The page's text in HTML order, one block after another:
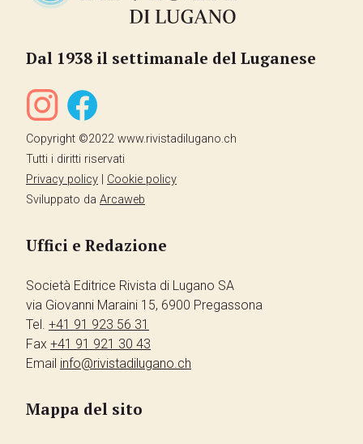
Dal 1938 il settimanale del Luganese
Copyright ©2022 www.rivistadilugano.ch
Tutti i diritti riservati
Privacy policy
Cookie policy
Sviluppato da Arcaweb
Uffici e Redazione
Società Editrice Rivista di Lugano SA
via Giovanni Maraini 15, 6900 Pregassona
Tel. +41 91 923 56 31
Fax +41 91 921 30 43
Email info@rivistadilugano.ch
Mappa del sito